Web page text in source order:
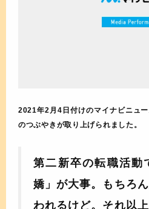
2021年2月4日付けのマイナビニュ
のつぶやきが取り上げられました。
第二新卒の転職活動
嬌」が大事。もちろ
われるけど。それ以